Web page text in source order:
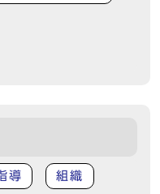
導 組織